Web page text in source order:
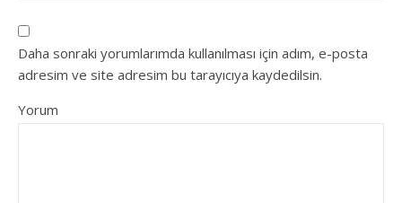
Daha sonraki yorumlarımda kullanılması için adım, e-posta
adresim ve site adresim bu tarayıcıya kaydedilsin.
Yorum